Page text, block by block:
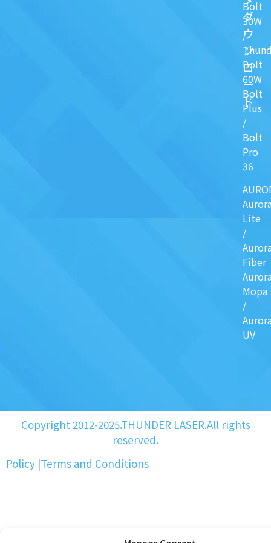
Bolt
30W
/
Bolt
60W
Bolt
Plus
/
Bolt
Pro
36
Lite
/
Fiber
Mopa
/
UV
ダ
ウ
ン
ロ
ー
ド
Copyright 2012-2025.THUNDER LASER.All rights
reserved.
Policy |Terms and Conditions